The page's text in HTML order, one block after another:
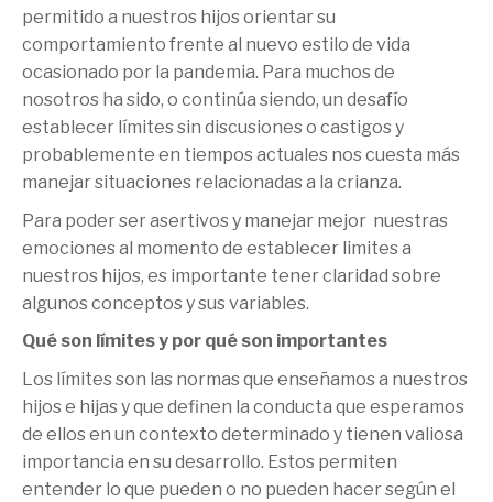
permitido a nuestros hijos orientar su
comportamiento frente al nuevo estilo de vida
ocasionado por la pandemia. Para muchos de
nosotros ha sido, o continúa siendo, un desafío
establecer límites sin discusiones o castigos y
probablemente en tiempos actuales nos cuesta más
manejar situaciones relacionadas a la crianza.
Para poder ser asertivos y manejar mejor nuestras
emociones al momento de establecer limites a
nuestros hijos, es importante tener claridad sobre
algunos conceptos y sus variables.
Qué son límites y por qué son importantes
Los límites son las normas que enseñamos a nuestros
hijos e hijas y que definen la conducta que esperamos
de ellos en un contexto determinado y tienen valiosa
importancia en su desarrollo. Estos permiten
entender lo que pueden o no pueden hacer según el